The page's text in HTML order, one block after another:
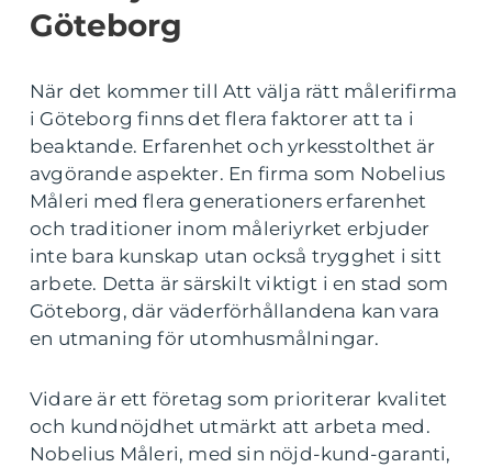
Göteborg
När det kommer till Att välja rätt målerifirma
i Göteborg finns det flera faktorer att ta i
beaktande. Erfarenhet och yrkesstolthet är
avgörande aspekter. En firma som Nobelius
Måleri med flera generationers erfarenhet
och traditioner inom måleriyrket erbjuder
inte bara kunskap utan också trygghet i sitt
arbete. Detta är särskilt viktigt i en stad som
Göteborg, där väderförhållandena kan vara
en utmaning för utomhusmålningar.
Vidare är ett företag som prioriterar kvalitet
och kundnöjdhet utmärkt att arbeta med.
Nobelius Måleri, med sin nöjd-kund-garanti,